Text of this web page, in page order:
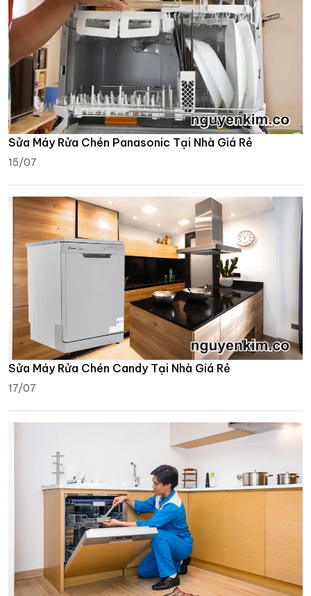
Sửa Máy Rửa Chén Panasonic Tại Nhà Giá Rẻ
15/07
Sửa Máy Rửa Chén Candy Tại Nhà Giá Rẻ
17/07